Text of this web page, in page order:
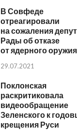
В Совфеде
отреагировали
на сожаления
Рады об отказе
от ядерного оружия
29.07.2021
Поклонская
раскритиковала
видеообращение
Зеленского к
крещения Руси